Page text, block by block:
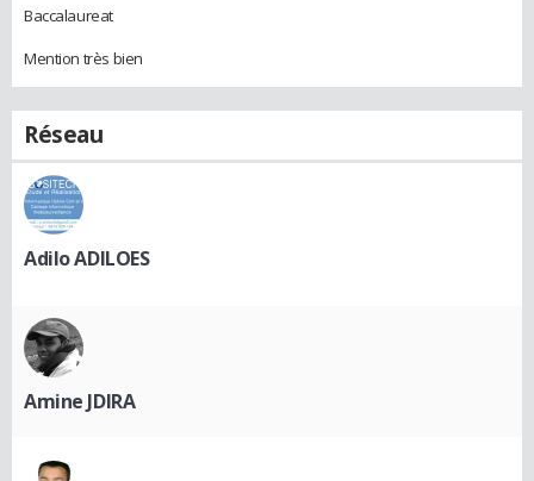
Baccalaureat
Mention très bien
Réseau
Adilo ADILOES
Amine JDIRA